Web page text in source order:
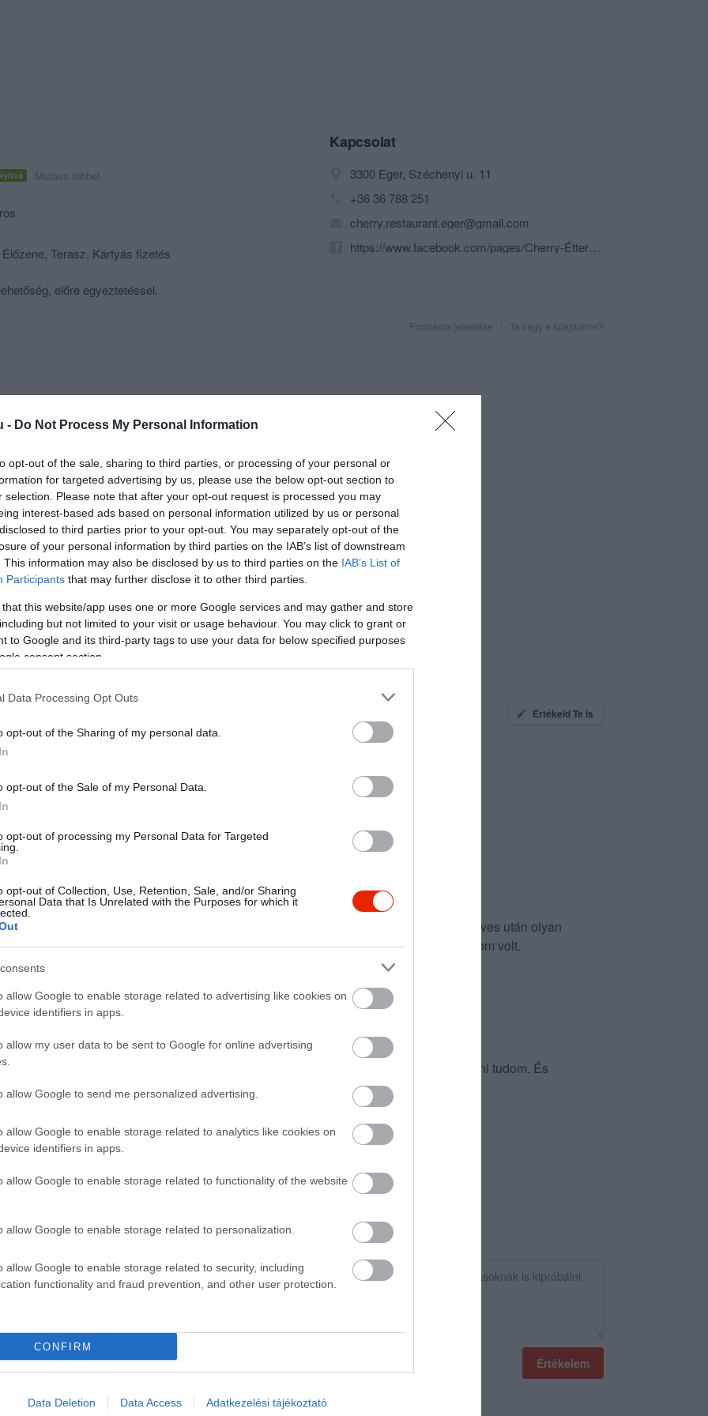
- Do Not Process My Personal Information
opt-out of the sale, sharing to third parties, or processing of your personal or
for targeted advertising by us, please use the below opt-out section to
selection. Please note that after your opt-out request is processed you may
interest-based ads based on personal information utilized by us or personal
to third parties prior to your opt-out. You may separately opt-out of the
of your personal information by third parties on the IAB’s list of downstream
This information may also be disclosed by us to third parties on the IAB’s List of
Participants that may further disclose it to other third parties.
that this website/app uses one or more Google services and may gather and store
but not limited to your visit or usage behaviour. You may click to grant or
to Google and its third-party tags to use your data for below specified purposes
consent section.
Data Processing Opt Outs
opt-out of the Sharing of my personal data.
opt-out of the Sale of my Personal Data.
opt-out of processing my Personal Data for Targeted
opt-out of Collection, Use, Retention, Sale, and/or Sharing
Data that Is Unrelated with the Purposes for which it
allow Google to enable storage related to advertising like cookies on
identifiers in apps.
allow my user data to be sent to Google for online advertising
allow Google to send me personalized advertising.
allow Google to enable storage related to analytics like cookies on
identifiers in apps.
allow Google to enable storage related to functionality of the website
allow Google to enable storage related to personalization.
allow Google to enable storage related to security, including
functionality and fraud prevention, and other user protection.
CONFIRM
Data Deletion Data Access Adatkezelési tájékoztató
Mutass többet
Terasz, Kártyás fizetés
előre egyeztetéssel.
Kapcsolat
3300 Eger, Széchenyi u. 11
+36 36 788 251
cherry.restaurant.eger@gmail.com
https://www.facebook.com/pages/Cherry-Étterem-és-Kávézó/202786879805391
Probléma jelentése Te vagy a tulajdonos?
Értékeld Te is
kedves, gyors felszolgálókkal. Menüt ettünk ami olcsó és finom volt. Jó ízű húsleves után olyan
hogy csak na! Semmi mócsing, csak a jól elkészített husi. A kovi ubi is sok és finom volt.
érdemel!
étterem, figyelmes kiszolgálás. Az ételek bőségesek és nagyon finomak. Csak ajánlani tudom. És
és a személyzetnek.
Értékelem